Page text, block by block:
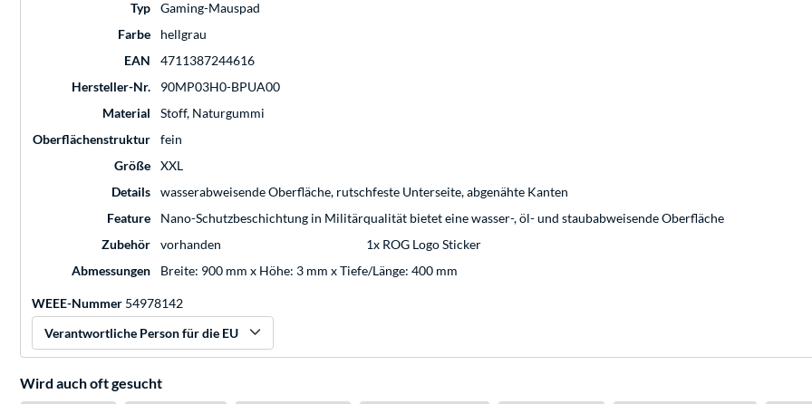
Typ
Gaming-Mauspad
Farbe
hellgrau
EAN
4711387244616
Hersteller-Nr.
90MP03H0-BPUA00
Material
Stoff, Naturgummi
Oberflächenstruktur
fein
Größe
XXL
Details
wasserabweisende Oberfläche, rutschfeste Unterseite, abgenähte Kanten
Feature
Nano-Schutzbeschichtung in Militärqualität bietet eine wasser-, öl- und staubabweisende Oberfläche
Zubehör
vorhanden
1x ROG Logo Sticker
Abmessungen
Breite: 900 mm x Höhe: 3 mm x Tiefe/Länge: 400 mm
WEEE-Nummer 54978142
Verantwortliche Person für die EU
Wird auch oft gesucht